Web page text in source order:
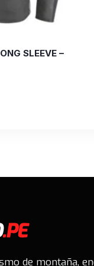
SLEEVE –
de montaña,